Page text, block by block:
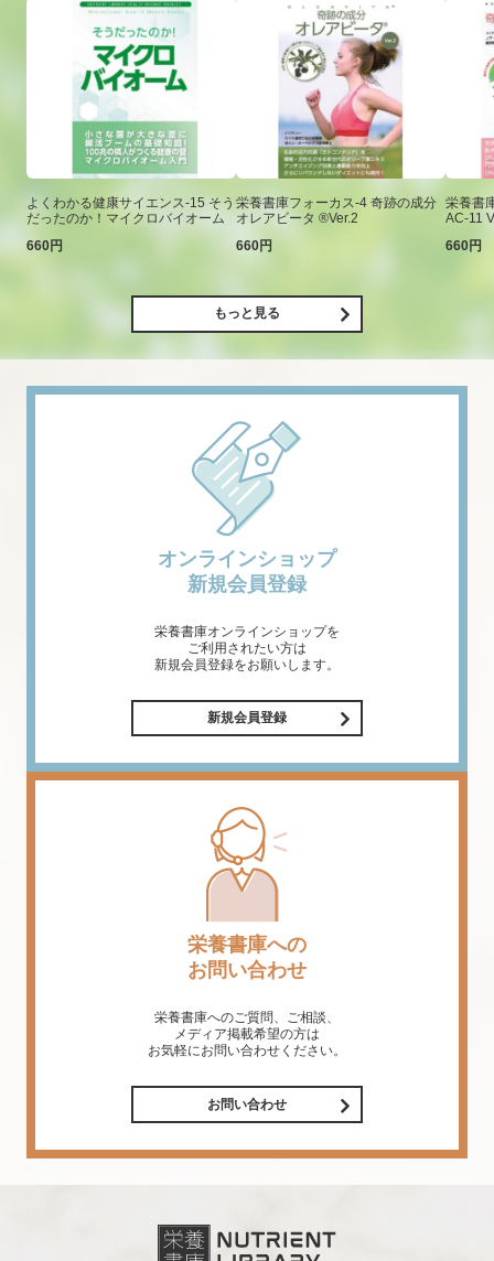
よくわかる健康サイエンス-15 そう
だったのか！マイクロバイオーム
660円
栄養書庫フォーカス-4 奇跡の成分
オレアビータ ®Ver.2
660円
栄養書
AC-11
660円
もっと見る
オンラインショップ
新規会員登録
栄養書庫オンラインショップを
ご利用されたい方は
新規会員登録をお願いします。
新規会員登録
栄養書庫への
お問い合わせ
栄養書庫へのご質問、ご相談、
メディア掲載希望の方は
お気軽にお問い合わせください。
お問い合わせ